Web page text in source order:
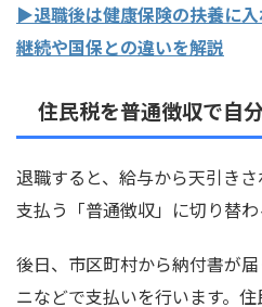
▶退職後は健康保険の扶養に
継続や国保との違いを解説
住民税を普通徴収で自
退職すると、給与から天引き
支払う「普通徴収」に切り替わ
後日、市区町村から納付書が
ニなどで支払いを行います。